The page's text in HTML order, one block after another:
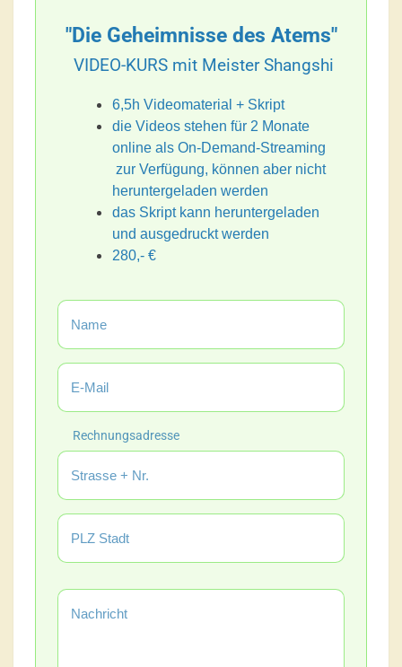
"Die Geheimnisse des Atems"
VIDEO-KURS mit Meister Shangshi
6,5h Videomaterial + Skript
die Videos stehen für 2 Monate
online als On-Demand-Streaming
zur Verfügung, können aber nicht
heruntergeladen werden
das Skript kann heruntergeladen
und ausgedruckt werden
280,- €
Rechnungsadresse